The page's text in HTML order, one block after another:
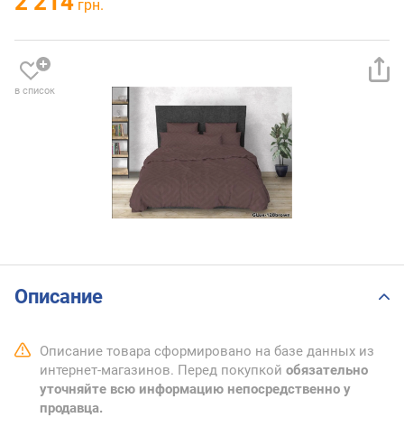
грн.
в список
Описание
Описание товара сформировано на базе данных из
интернет-магазинов. Перед покупкой обязательно
уточняйте всю информацию непосредственно у
продавца.